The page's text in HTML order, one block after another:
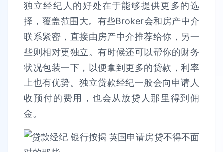
独立经纪人的好处在于能够提供更多的选
择，覆盖范围大。有些Broker会和房产中介
联系紧密，直接由房产中介推荐给你，另一
些则相对更独立。有时候还可以帮你的财务
状况包装一下，以便拿到更多的贷款，利率
上也有优势。独立贷款经纪一般会向申请人
收预付的费用，也会从放贷人那里得到佣
金。